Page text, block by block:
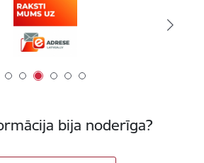
bija noderīga?